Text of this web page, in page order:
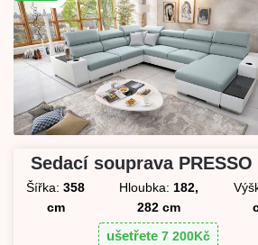
Sedací souprava PRESSO
Šířka: 358
cm
Hloubka: 182,
282 cm
ušetřete 7 200Kč